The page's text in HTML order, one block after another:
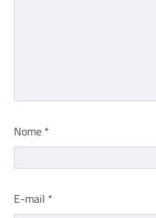
Nome *
E-mail *